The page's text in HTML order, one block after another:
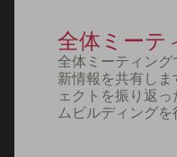
全体ミーテ
全体ミーティン
新情報を共有し
ェクトを振り返
ムビルディングを